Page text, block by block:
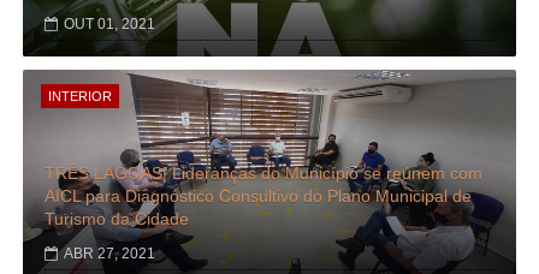
OUT 01, 2021
INTERIOR
TRÊS LAGOAS| Lideranças do Município se reúnem com
AICL para Diagnóstico Consultivo do Plano Municipal de
Turismo da Cidade
ABR 27, 2021